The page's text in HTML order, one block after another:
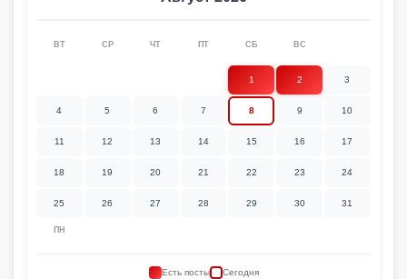
ПН
ВТ СР ЧТ ПТ СБ ВС
1 2 3
4 5 6 7 8 9 10
11 12 13 14 15 16 17
18 19 20 21 22 23 24
25 26 27 28 29 30 31
Есть посты Сегодня